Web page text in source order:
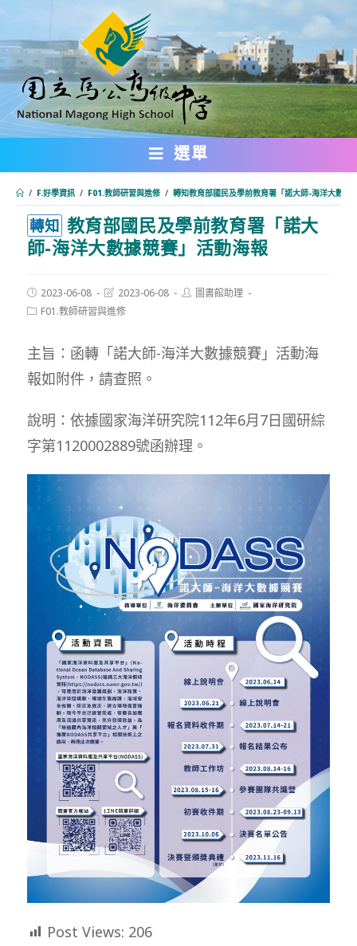
轉
主
要
內
選單
/ F.好學資訊 / F01.教師研習與進修 / 轉知教育部國民及學前教育署「諾大師-海洋大數據
轉知 教育部國民及學前教育署「諾大
師-海洋大數據競賽」活動海報
Post
published:
2023-06-08
Post
last
modified:
2023-06-08
Post圖書館助理
PostF01.教師研習與進修
主旨：函轉「諾大師-海洋大數據競賽」活動海
報如附件，請查照。
說明：依據國家海洋研究院112年6月7日國研綜
字第1120002889號函辦理。
Post Views: 206